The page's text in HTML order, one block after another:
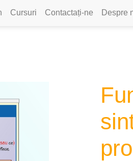
Cursuri Contactați-ne Despre